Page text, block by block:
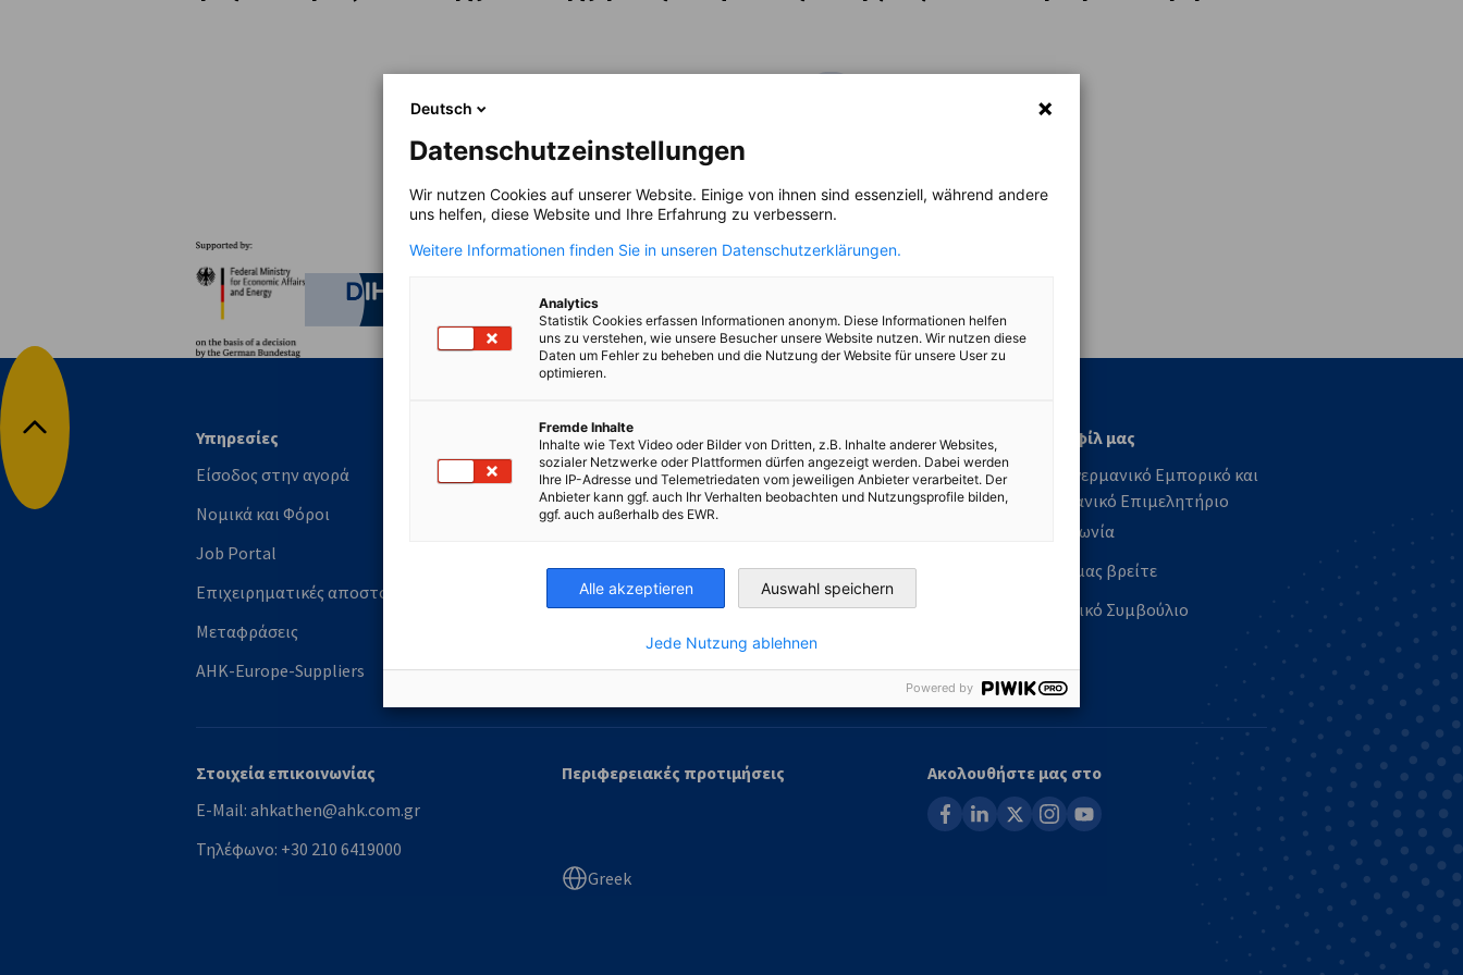
Συνεργάτες
Federal Ministry for Economic Affairs and Energy
Επιστροφή στην αρχήΥπηρεσίες
Είσοδος στην αγορά
Νομικά και Φόροι
Job Portal
Επιχειρηματικές αποστολές
Μεταφράσεις
AHK-Europe-Suppliers
Γίνετε μέλος!
Κατάλογος Μελών
Legal Members
Περισσότερες Υπηρεσίες
Εμπορικές Εκθέσεις
Εκδόσεις
Newsletter
Το προφίλ μας
Ελληνογερμανικό Εμπορικό και
Βιομηχανικό Επιμελητήριο
Επικοινωνία
Που θα μας βρείτε
Διοικητικό Συμβούλιο
Στοιχεία επικοινωνίας
E-Mail: ahkathen@ahk.com.gr
Τηλέφωνο: +30 210 6419000
Περιφερειακές προτιμήσεις
Greek
Ακολουθήστε μας στο
facebooklinkedin instagram
youtube
Deutsch
Datenschutzeinstellungen
Wir nutzen Cookies auf unserer Website. Einige von ihnen sind essenziell, während andere
uns helfen, diese Website und Ihre Erfahrung zu verbessern.
Weitere Informationen finden Sie in unseren Datenschutzerklärungen.
Analytics
Statistik Cookies erfassen Informationen anonym. Diese Informationen helfen
uns zu verstehen, wie unsere Besucher unsere Website nutzen. Wir nutzen diese
Daten um Fehler zu beheben und die Nutzung der Website für unsere User zu
optimieren.
Fremde Inhalte
Inhalte wie Text Video oder Bilder von Dritten, z.B. Inhalte anderer Websites,
sozialer Netzwerke oder Plattformen dürfen angezeigt werden. Dabei werden
Ihre IP-Adresse und Telemetriedaten vom jeweiligen Anbieter verarbeitet. Der
Anbieter kann ggf. auch Ihr Verhalten beobachten und Nutzungsprofile bilden,
ggf. auch außerhalb des EWR.
Alle akzeptieren Auswahl speichern
Jede Nutzung ablehnen
Powered by